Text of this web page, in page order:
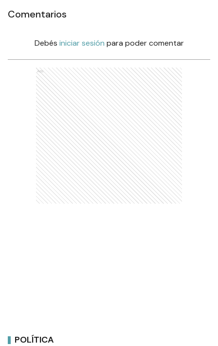
Comentarios
Debés iniciar sesión para poder comentar
Ads
POLÍTICA